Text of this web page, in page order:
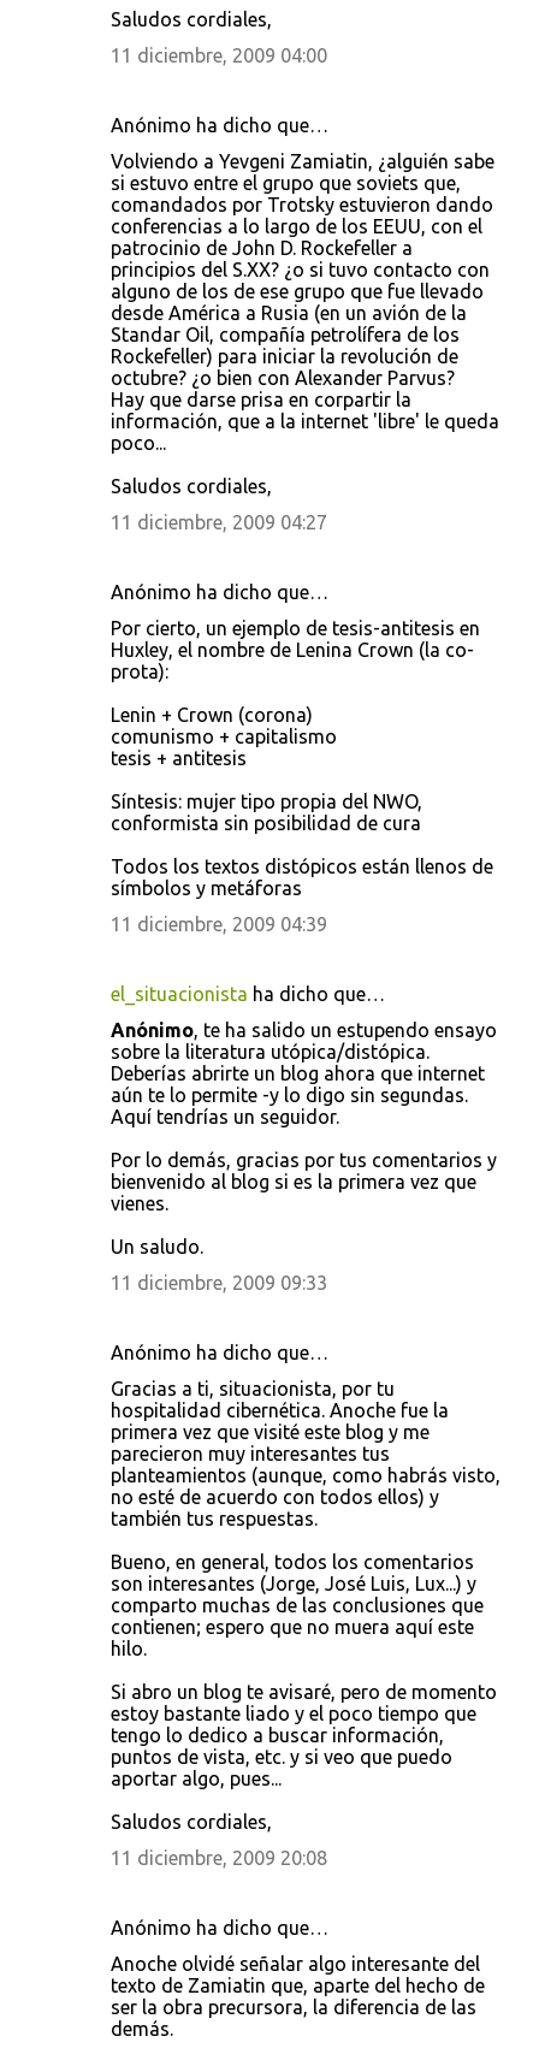
Saludos cordiales,
11 diciembre, 2009 04:00
Anónimo ha dicho que…
Volviendo a Yevgeni Zamiatin, ¿alguién sabe
si estuvo entre el grupo que soviets que,
comandados por Trotsky estuvieron dando
conferencias a lo largo de los EEUU, con el
patrocinio de John D. Rockefeller a
principios del S.XX? ¿o si tuvo contacto con
alguno de los de ese grupo que fue llevado
desde América a Rusia (en un avión de la
Standar Oil, compañía petrolífera de los
Rockefeller) para iniciar la revolución de
octubre? ¿o bien con Alexander Parvus?
Hay que darse prisa en corpartir la
información, que a la internet 'libre' le queda
poco...
Saludos cordiales,
11 diciembre, 2009 04:27
Anónimo ha dicho que…
Por cierto, un ejemplo de tesis-antitesis en
Huxley, el nombre de Lenina Crown (la co-
prota):
Lenin + Crown (corona)
comunismo + capitalismo
tesis + antitesis
Síntesis: mujer tipo propia del NWO,
conformista sin posibilidad de cura
Todos los textos distópicos están llenos de
símbolos y metáforas
11 diciembre, 2009 04:39
el_situacionista ha dicho que…
Anónimo, te ha salido un estupendo ensayo
sobre la literatura utópica/distópica.
Deberías abrirte un blog ahora que internet
aún te lo permite -y lo digo sin segundas.
Aquí tendrías un seguidor.
Por lo demás, gracias por tus comentarios y
bienvenido al blog si es la primera vez que
vienes.
Un saludo.
11 diciembre, 2009 09:33
Anónimo ha dicho que…
Gracias a ti, situacionista, por tu
hospitalidad cibernética. Anoche fue la
primera vez que visité este blog y me
parecieron muy interesantes tus
planteamientos (aunque, como habrás visto,
no esté de acuerdo con todos ellos) y
también tus respuestas.
Bueno, en general, todos los comentarios
son interesantes (Jorge, José Luis, Lux...) y
comparto muchas de las conclusiones que
contienen; espero que no muera aquí este
hilo.
Si abro un blog te avisaré, pero de momento
estoy bastante liado y el poco tiempo que
tengo lo dedico a buscar información,
puntos de vista, etc. y si veo que puedo
aportar algo, pues...
Saludos cordiales,
11 diciembre, 2009 20:08
Anónimo ha dicho que…
Anoche olvidé señalar algo interesante del
texto de Zamiatin que, aparte del hecho de
ser la obra precursora, la diferencia de las
demás.